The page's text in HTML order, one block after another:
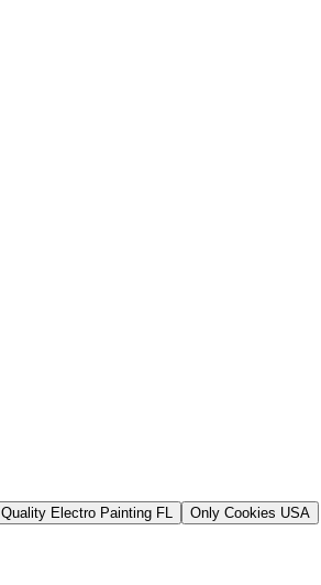
Quality Electro Painting FL Only Cookies USA